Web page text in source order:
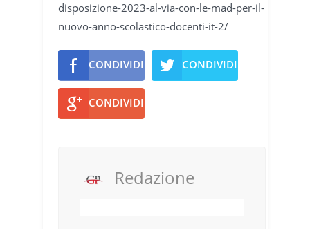
disposizione-2023-al-via-con-le-mad-per-il-
nuovo-anno-scolastico-docenti-it-2/
CONDIVIDI CONDIVIDI
CONDIVIDI
Redazione